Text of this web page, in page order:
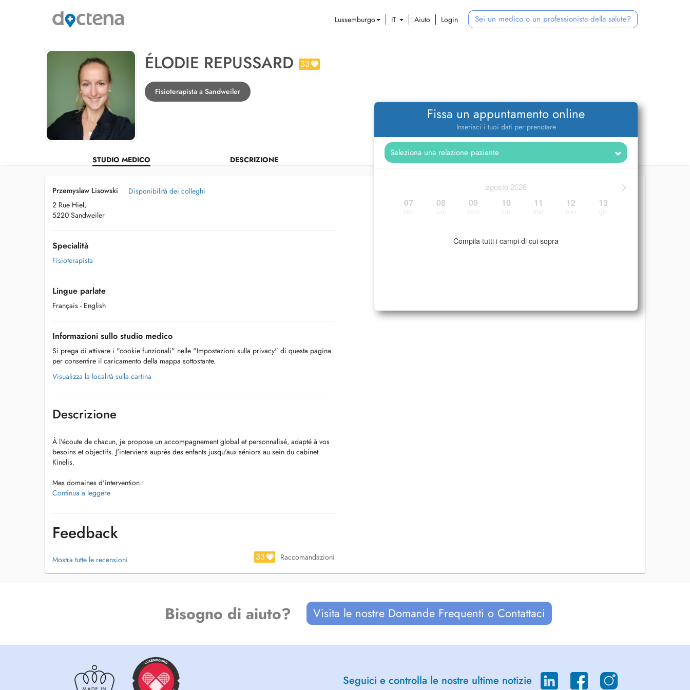
Lussemburgo IT Aiuto Login Sei un medico o un professionista della salute?
ÉLODIE REPUSSARD 33
Fisioterapista a Sandweiler
STUDIO MEDICO DESCRIZIONE
Fissa un appuntamento online
Inserisci i tuoi dati per prenotare
>
agosto 2026
07 08 09 10 11 12 13
Compila tutti i campi di cui sopra
Przemyslaw Lisowski
2 Rue Hiel,
5220 Sandweiler
Disponibilità dei colleghi
Specialità
Fisioterapista
Lingue parlate
Français - English
Informazioni sullo studio medico
Si prega di attivare i "cookie funzionali" nelle "Impostazioni sulla privacy" di questa pagina
per consentire il caricamento della mappa sottostante.
Visualizza la località sulla cartina
Descrizione
À l'écoute de chacun, je propose un accompagnement global et personnalisé, adapté à vos
besoins et objectifs. J'interviens auprès des enfants jusqu'aux séniors au sein du cabinet
Kinelis.
Mes domaines d'intervention :
- Prise en charge du sportif et prévention des blessures.
- Rééducation post-opératoire : fractures, prothèses, ligamentoplasties, cicatrices.
- Rééducation en neurologie : AVC, sclérose en plaques et autres pathologies neuro
- Rééducation fonctionnelle : reprise progressive du mouvement et autonomie dans les
- Conseils en hygiène de vie et nutrition.
Contact : +352661727823
-----------------
Continua a leggere
Feedback
Mostra tutte le recensioni 33 Raccomandazioni
Bisogno di aiuto? Visita le nostre Domande Frequenti o Contattaci
Seguici e controlla le nostre ultime notizie